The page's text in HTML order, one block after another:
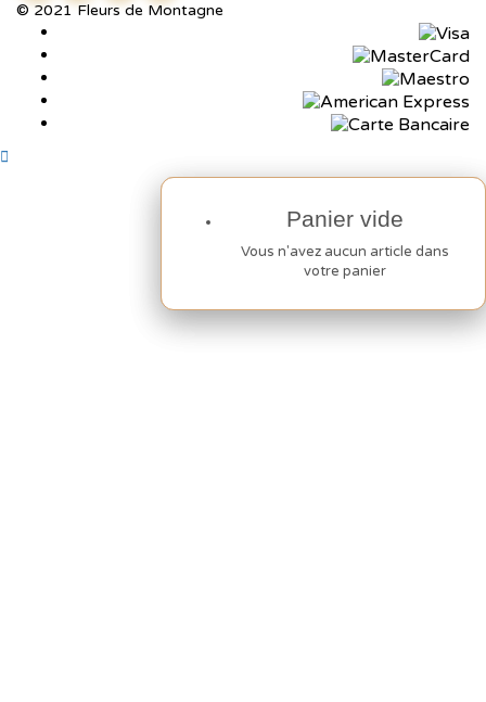
Panier vide
Vous n'avez aucun article dans
votre panier
Panier vide
Vous n'avez aucun article dans
votre panier
© 2021 Fleurs de Montagne